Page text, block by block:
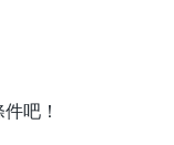
吧！